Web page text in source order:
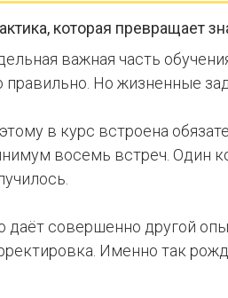
которая превращает
важная часть
правильно. Но жизненные
в курс встроена
восемь встреч. Один
даёт совершенно другой
Именно так